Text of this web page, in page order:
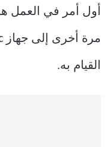
أول أمر في العمل
القيام به.